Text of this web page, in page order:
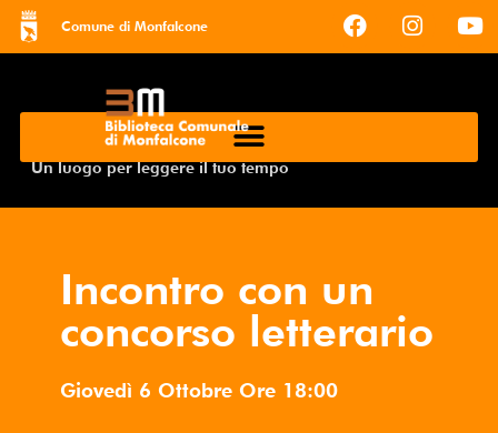
Comune di Monfalcone
Un luogo per leggere il tuo tempo
Incontro con un
concorso letterario
Giovedì 6 Ottobre Ore 18:00